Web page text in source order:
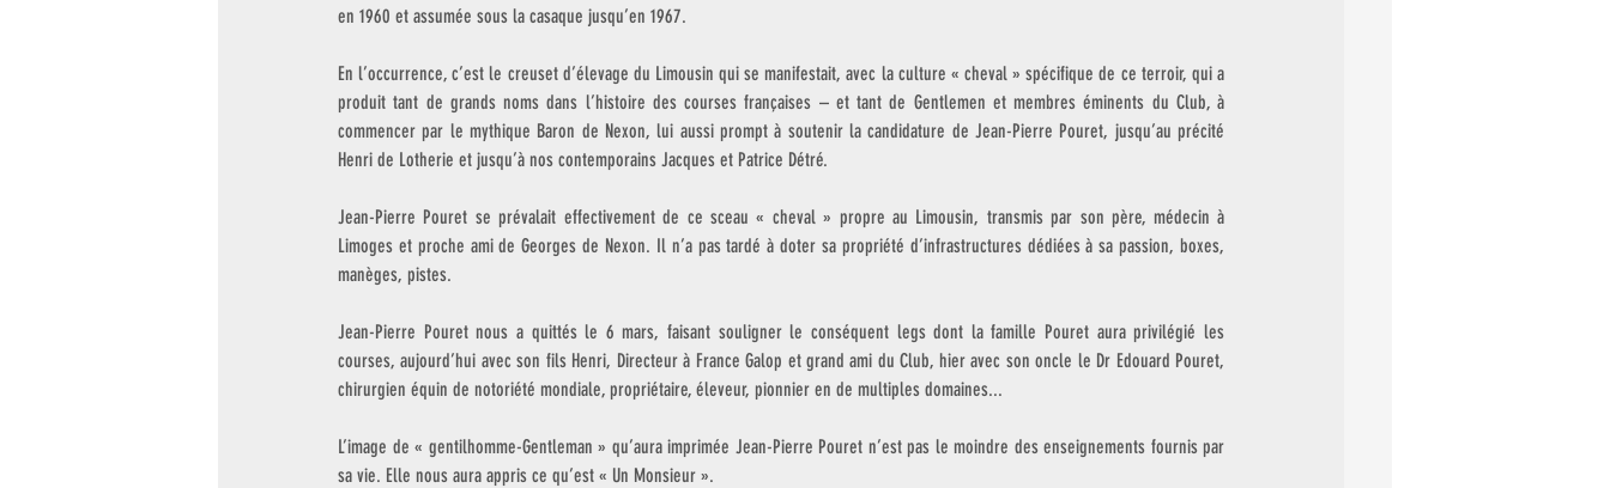
en 1960 et assumée sous la casaque jusqu’en 1967.
En l’occurrence, c’est le creuset d’élevage du Limousin qui se manifestait, avec la culture « cheval » spécifique de ce terroir, qui a
produit tant de grands noms dans l’histoire des courses françaises – et tant de Gentlemen et membres éminents du Club, à
commencer par le mythique Baron de Nexon, lui aussi prompt à soutenir la candidature de Jean-Pierre Pouret, jusqu’au précité
Henri de Lotherie et jusqu’à nos contemporains Jacques et Patrice Détré.
Jean-Pierre Pouret se prévalait effectivement de ce sceau « cheval » propre au Limousin, transmis par son père, médecin à
Limoges et proche ami de Georges de Nexon. Il n’a pas tardé à doter sa propriété d’infrastructures dédiées à sa passion, boxes,
manèges, pistes.
Jean-Pierre Pouret nous a quittés le 6 mars, faisant souligner le conséquent legs dont la famille Pouret aura privilégié les
courses, aujourd’hui avec son fils Henri, Directeur à France Galop et grand ami du Club, hier avec son oncle le Dr Edouard Pouret,
chirurgien équin de notoriété mondiale, propriétaire, éleveur, pionnier en de multiples domaines...
L’image de « gentilhomme-Gentleman » qu’aura imprimée Jean-Pierre Pouret n’est pas le moindre des enseignements fournis par
sa vie. Elle nous aura appris ce qu’est « Un Monsieur ».